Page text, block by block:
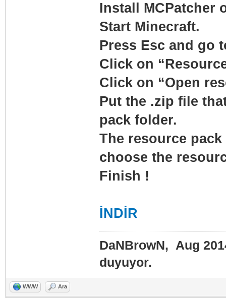
Install MCPatcher
Start Minecraft.
Press Esc and go
Click on
Click on “Open
Put the .zip file
pack folder.
The resource
choose the
Finish !
İNDİR
DaNBrowN, Aug
duyuyor.
WWW Ara